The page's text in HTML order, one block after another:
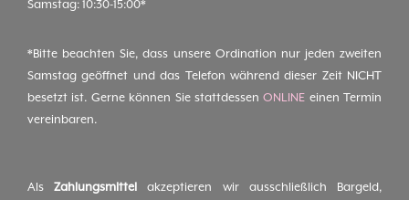
Samstag: 10:30-15:00*
*Bitte beachten Sie, dass unsere Ordination nur jeden zweiten
Samstag geöffnet und das Telefon während dieser Zeit NICHT
besetzt ist. Gerne können Sie stattdessenONLINE einen Termin
vereinbaren.
AlsZahlungsmittel akzeptieren wir ausschließlich Bargeld,